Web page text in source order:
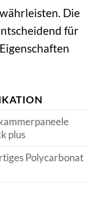
Die
für
plus
Polycarbonat